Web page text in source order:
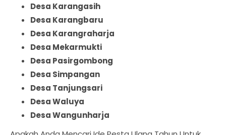
Desa Karangasih
Desa Karangbaru
Desa Karangraharja
Desa Mekarmukti
Desa Pasirgombong
Desa Simpangan
Desa Tanjungsari
Desa Waluya
Desa Wangunharja